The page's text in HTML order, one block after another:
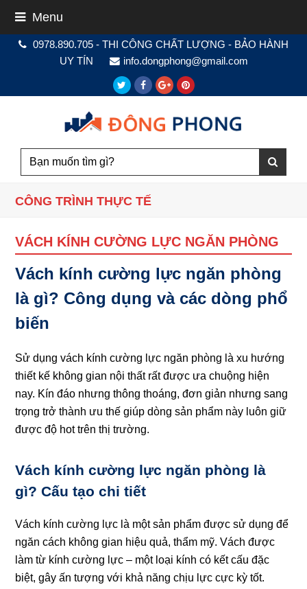
Menu
0978.890.705 - THI CÔNG CHẤT LƯỢNG - BẢO HÀNH
UY TÍN
info.dongphong@gmail.com
TwitterFacebook
GooglePinterest
CÔNG TRÌNH THỰC TẾ
VÁCH KÍNH CƯỜNG LỰC NGĂN PHÒNG
Vách kính cường lực ngăn phòng
là gì? Công dụng và các dòng phổ
biến
Sử dụng vách kính cường lực ngăn phòng là xu hướng
thiết kế không gian nội thất rất được ưa chuộng hiện
nay. Kín đáo nhưng thông thoáng, đơn giản nhưng sang
trọng trở thành ưu thế giúp dòng sản phẩm này luôn giữ
được độ hot trên thị trường.
Vách kính cường lực ngăn phòng là
gì? Cấu tạo chi tiết
Vách kính cường lực là một sản phẩm được sử dụng để
ngăn cách không gian hiệu quả, thẩm mỹ. Vách được
làm từ kính cường lực – một loại kính có kết cấu đặc
biệt, gây ấn tượng với khả năng chịu lực cực kỳ tốt.